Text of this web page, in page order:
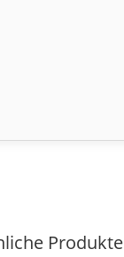
Produkte